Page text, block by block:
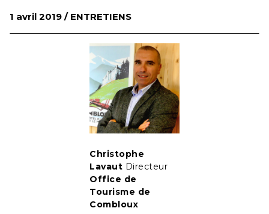
1 avril 2019 / ENTRETIENS
Christophe
Lavaut Directeur
Office de
Tourisme de
Combloux